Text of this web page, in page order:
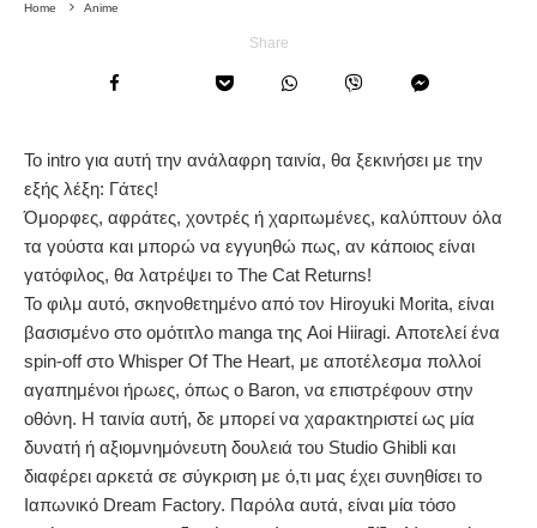
Home Anime
Share
Το intro για αυτή την ανάλαφρη ταινία, θα ξεκινήσει με την
εξής λέξη: Γάτες!
Όμορφες, αφράτες, χοντρές ή χαριτωμένες, καλύπτουν όλα
τα γούστα και μπορώ να εγγυηθώ πως, αν κάποιος είναι
γατόφιλος, θα λατρέψει το The Cat Returns!
Το φιλμ αυτό, σκηνοθετημένο από τον Hiroyuki Morita, είναι
βασισμένο στο ομότιτλο manga της Aoi Hiiragi. Αποτελεί ένα
spin-off στο Whisper Of The Heart, με αποτέλεσμα πολλοί
αγαπημένοι ήρωες, όπως ο Baron, να επιστρέφουν στην
οθόνη. Η ταινία αυτή, δε μπορεί να χαρακτηριστεί ως μία
δυνατή ή αξιομνημόνευτη δουλειά του Studio Ghibli και
διαφέρει αρκετά σε σύγκριση με ό,τι μας έχει συνηθίσει το
Ιαπωνικό Dream Factory. Παρόλα αυτά, είναι μία τόσο